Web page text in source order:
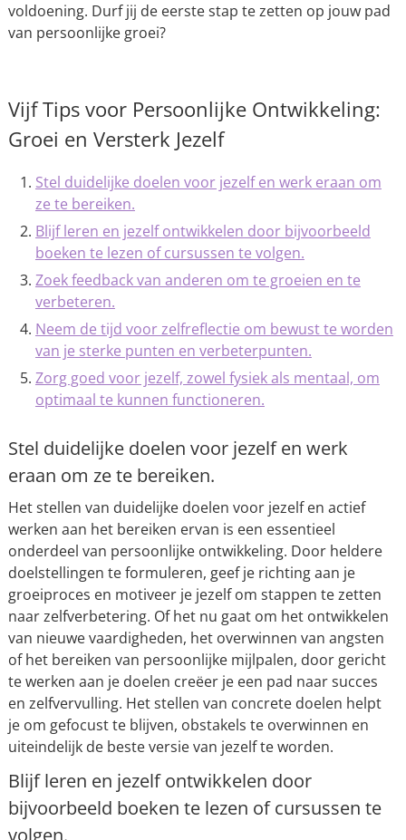
voldoening. Durf jij de eerste stap te zetten op jouw pad
van persoonlijke groei?
Vijf Tips voor Persoonlijke Ontwikkeling:
Groei en Versterk Jezelf
Stel duidelijke doelen voor jezelf en werk eraan om
ze te bereiken.
Blijf leren en jezelf ontwikkelen door bijvoorbeeld
boeken te lezen of cursussen te volgen.
Zoek feedback van anderen om te groeien en te
verbeteren.
Neem de tijd voor zelfreflectie om bewust te worden
van je sterke punten en verbeterpunten.
Zorg goed voor jezelf, zowel fysiek als mentaal, om
optimaal te kunnen functioneren.
Stel duidelijke doelen voor jezelf en werk
eraan om ze te bereiken.
Het stellen van duidelijke doelen voor jezelf en actief
werken aan het bereiken ervan is een essentieel
onderdeel van persoonlijke ontwikkeling. Door heldere
doelstellingen te formuleren, geef je richting aan je
groeiproces en motiveer je jezelf om stappen te zetten
naar zelfverbetering. Of het nu gaat om het ontwikkelen
van nieuwe vaardigheden, het overwinnen van angsten
of het bereiken van persoonlijke mijlpalen, door gericht
te werken aan je doelen creëer je een pad naar succes
en zelfvervulling. Het stellen van concrete doelen helpt
je om gefocust te blijven, obstakels te overwinnen en
uiteindelijk de beste versie van jezelf te worden.
Blijf leren en jezelf ontwikkelen door
bijvoorbeeld boeken te lezen of cursussen te
volgen.